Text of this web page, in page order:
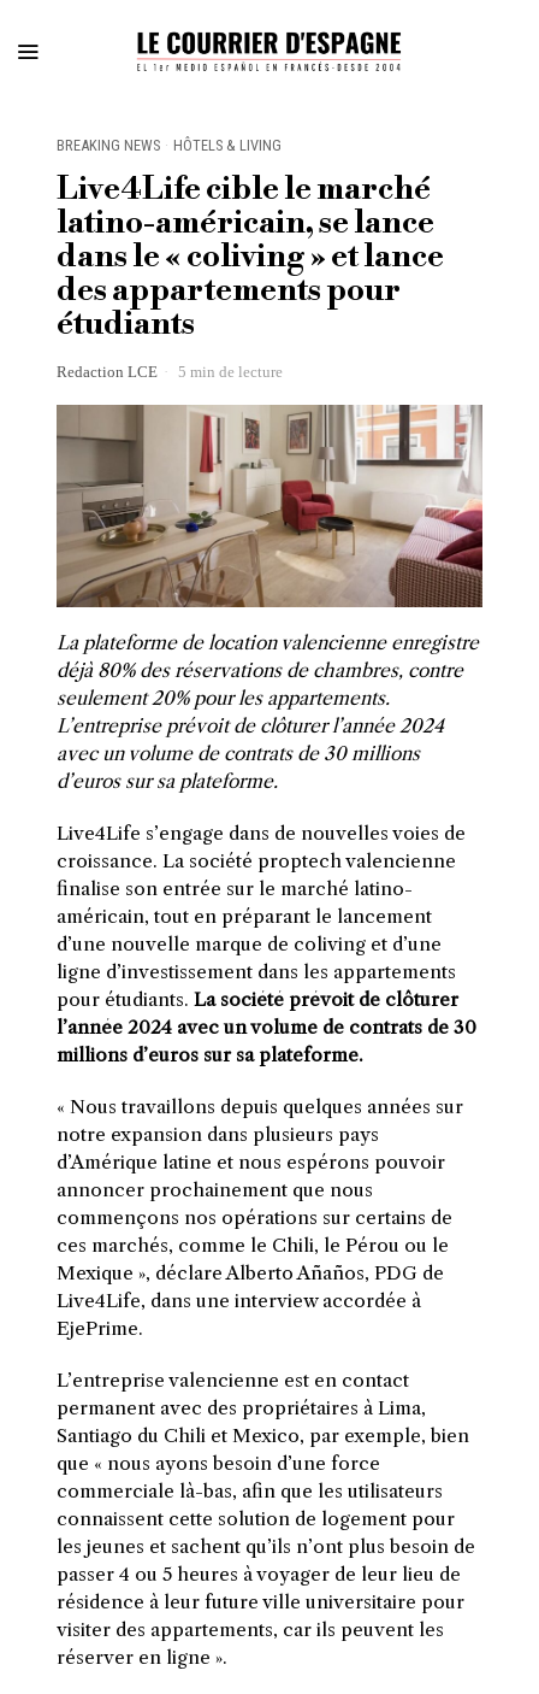
BREAKING NEWS · HÔTELS & LIVING
Live4Life cible le marché
latino-américain, se lance
dans le « coliving » et lance
des appartements pour
étudiants
Redaction LCE 5 min de lecture
La plateforme de location valencienne enregistre
déjà 80% des réservations de chambres, contre
seulement 20% pour les appartements.
L’entreprise prévoit de clôturer l’année 2024
avec un volume de contrats de 30 millions
d’euros sur sa plateforme.
Live4Life s’engage dans de nouvelles voies de
croissance. La société proptech valencienne
finalise son entrée sur le marché latino-
américain, tout en préparant le lancement
d’une nouvelle marque de coliving et d’une
ligne d’investissement dans les appartements
pour étudiants. La société prévoit de clôturer
l’année 2024 avec un volume de contrats de 30
millions d’euros sur sa plateforme.
« Nous travaillons depuis quelques années sur
notre expansion dans plusieurs pays
d’Amérique latine et nous espérons pouvoir
annoncer prochainement que nous
commençons nos opérations sur certains de
ces marchés, comme le Chili, le Pérou ou le
Mexique », déclare Alberto Añaños, PDG de
Live4Life, dans une interview accordée à
EjePrime.
L’entreprise valencienne est en contact
permanent avec des propriétaires à Lima,
Santiago du Chili et Mexico, par exemple, bien
que « nous ayons besoin d’une force
commerciale là-bas, afin que les utilisateurs
connaissent cette solution de logement pour
les jeunes et sachent qu’ils n’ont plus besoin de
passer 4 ou 5 heures à voyager de leur lieu de
résidence à leur future ville universitaire pour
visiter des appartements, car ils peuvent les
réserver en ligne ».